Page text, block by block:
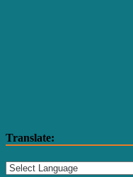
Translate: